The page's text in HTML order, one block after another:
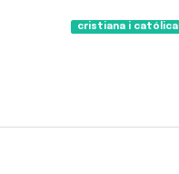
cristiana i católica